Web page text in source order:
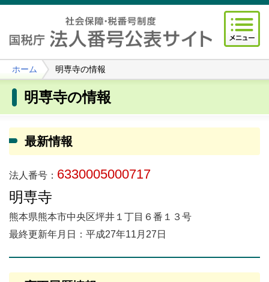
ホーム 明専寺の情報
明専寺の情報
最新情報
法人番号： 6330005000717
明専寺
熊本県熊本市中央区坪井１丁目６番１３号
最終更新年月日：平成27年11月27日